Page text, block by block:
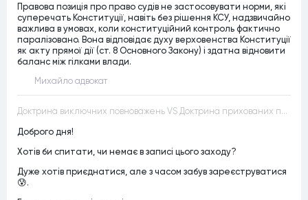
Правова позиція про право судів не застосовувати норми, які
суперечать Конституції, навіть без рішення КСУ, надзвичайно
важлива в умовах, коли конституційний контроль фактично
паралізовано. Вона відповідає духу верховенства Конституції
як акту прямої дії (ст. 8 Основного Закону) і здатна відновити
баланс між гілками влади.
Михайло адвокат
Доктрина виключних повноважень VS Доктрина прихованих повноважень
Доброго дня!
Хотів би спитати, чи немає в записі цього заходу?
Дуже хотів приєднатися, але з часом забув зареєструватися
😰.